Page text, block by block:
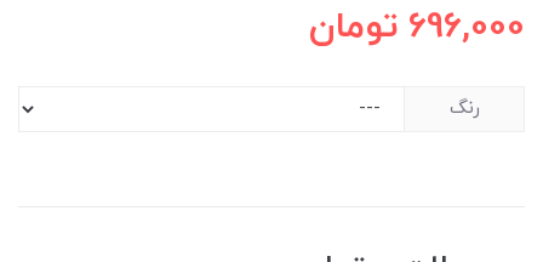
696,000 تومان
رنگ